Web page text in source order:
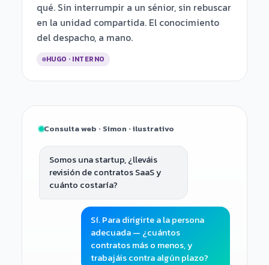
qué. Sin interrumpir a un sénior, sin rebuscar
en la unidad compartida. El conocimiento
del despacho, a mano.
HUGO · INTERNO
Consulta web · Simon · ilustrativo
Somos una startup, ¿lleváis
revisión de contratos SaaS y
cuánto costaría?
Sí. Para dirigirte a la persona
adecuada — ¿cuántos
contratos más o menos, y
trabajáis contra algún plazo?